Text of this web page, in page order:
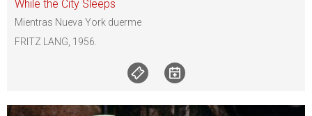
While the City Sleeps
Mientras Nueva York duerme
FRITZ LANG, 1956.